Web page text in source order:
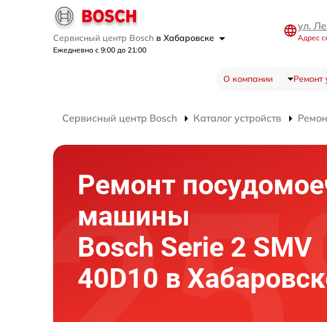
Сервисный центр Bosch в Хабаровске
Ежедневно с 9:00 до 21:00
ул.
Адрес
О компании Ремонт
Сервисный центр Bosch Каталог устройств
Ремонт
машины
Bosch Serie 2 SMV
40D10 в